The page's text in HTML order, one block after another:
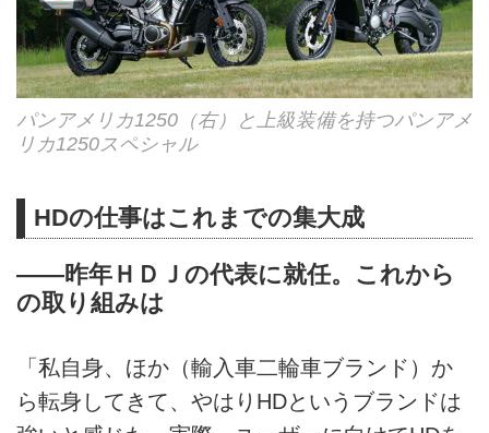
パンアメリカ1250（右）と上級装備を持つパンアメ
リカ1250スペシャル
HDの仕事はこれまでの集大成
――昨年ＨＤＪの代表に就任。これから
の取り組みは
「私自身、ほか（輸入車二輪車ブランド）か
ら転身してきて、やはりHDというブランドは